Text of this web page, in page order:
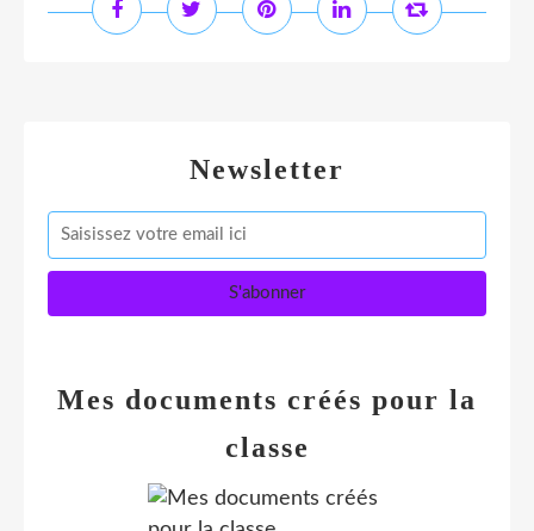
Newsletter
Mes documents créés pour la
classe